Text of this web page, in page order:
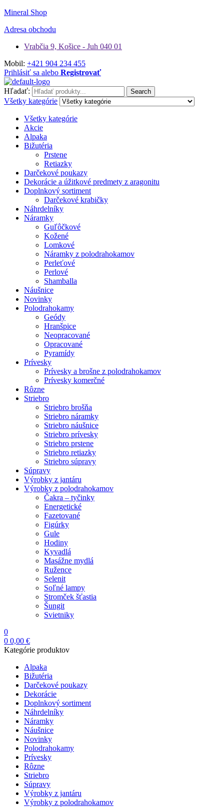
Mineral Shop
Adresa obchodu
Vrabčia 9, Košice - Juh 040 01
Mobil: +421 904 234 455
Prihlásiť sa alebo Registrovať
Hľadať: Search
Všetky kategórie
Všetky kategórie
Akcie
Alpaka
Bižutéria
Prstene
Retiazky
Darčekové poukazy
Dekorácie a úžitkové predmety z aragonitu
Doplnkový sortiment
Darčekové krabičky
Náhrdelníky
Náramky
Guľôčkové
Kožené
Lomkové
Náramky z polodrahokamov
Perleťové
Perlové
Shamballa
Náušnice
Novinky
Polodrahokamy
Geódy
Hranšpice
Neopracované
Opracované
Pyramídy
Prívesky
Prívesky a brošne z polodrahokamov
Prívesky komerčné
Rôzne
Striebro
Striebro brošňa
Striebro náramky
Striebro náušnice
Striebro prívesky
Striebro prstene
Striebro retiazky
Striebro súpravy
Súpravy
Výrobky z jantáru
Výrobky z polodrahokamov
Čakra – tyčinky
Energetické
Fazetované
Figúrky
Gule
Hodiny
Kyvadlá
Masážne mydlá
Ružence
Selenit
Soľné lampy
Stromček šťastia
Šungit
Svietniky
0
0 0,00 €
Kategórie produktov
Alpaka
Bižutéria
Darčekové poukazy
Dekorácie
Doplnkový sortiment
Náhrdelníky
Náramky
Náušnice
Novinky
Polodrahokamy
Prívesky
Rôzne
Striebro
Súpravy
Výrobky z jantáru
Výrobky z polodrahokamov